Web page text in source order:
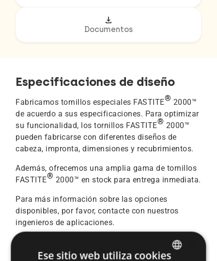
download
Documentos
Especificaciones de diseño
Fabricamos tornillos especiales FASTITE® 2000™
de acuerdo a sus especificaciones. Para optimizar
su funcionalidad, los tornillos FASTITE® 2000™
pueden fabricarse con diferentes diseños de
cabeza, impronta, dimensiones y recubrimientos.
Además, ofrecemos una amplia gama de tornillos
FASTITE® 2000™ en stock para entrega inmediata.
Para más información sobre las opciones
disponibles, por favor, contacte con nuestros
ingenieros de aplicaciones.
Nuestro equipo de expertos está listo para ayudarle.
Contáctenos
Ese sitio web utiliza cookies